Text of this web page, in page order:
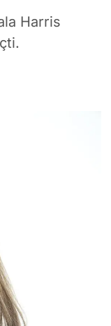
Harris